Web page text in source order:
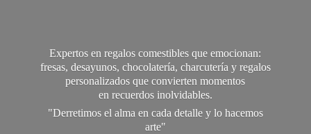
Expertos en regalos comestibles que emocionan:
fresas, desayunos, chocolatería, charcutería y regalos
personalizados que convierten momentos
en recuerdos inolvidables.
"Derretimos el alma en cada detalle y lo hacemos
arte"